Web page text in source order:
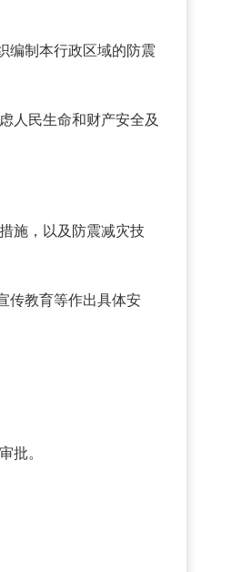
编制本行政区域的防震
人民生命和财产安全及
施，以及防震减灾技
传教育等作出具体安
批。